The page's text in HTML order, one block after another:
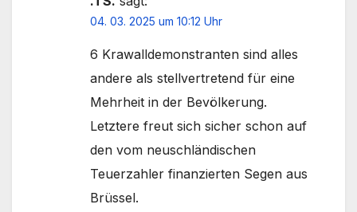
04. 03. 2025 um 10:12 Uhr
6 Krawalldemonstranten sind alles
andere als stellvertretend für eine
Mehrheit in der Bevölkerung.
Letztere freut sich sicher schon auf
den vom neuschländischen
Teuerzahler finanzierten Segen aus
Brüssel.